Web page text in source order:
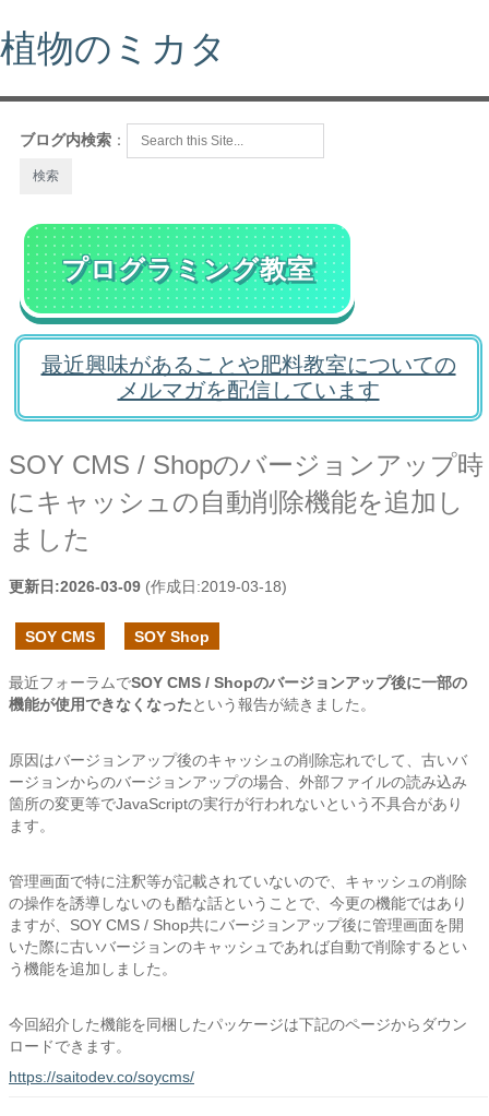
植物のミカタ
ブログ内検索 ：
プログラミング教室
最近興味があることや肥料教室についての
メルマガを配信しています
SOY CMS / Shopのバージョンアップ時
にキャッシュの自動削除機能を追加し
ました
更新日:2026-03-09 (作成日:2019-03-18)
SOY CMS SOY Shop
最近フォーラムでSOY CMS / Shopのバージョンアップ後に一部の
機能が使用できなくなったという報告が続きました。
原因はバージョンアップ後のキャッシュの削除忘れでして、古いバ
ージョンからのバージョンアップの場合、外部ファイルの読み込み
箇所の変更等でJavaScriptの実行が行われないという不具合があり
ます。
管理画面で特に注釈等が記載されていないので、キャッシュの削除
の操作を誘導しないのも酷な話ということで、今更の機能ではあり
ますが、SOY CMS / Shop共にバージョンアップ後に管理画面を開
いた際に古いバージョンのキャッシュであれば自動で削除するとい
う機能を追加しました。
今回紹介した機能を同梱したパッケージは下記のページからダウン
ロードできます。
https://saitodev.co/soycms/